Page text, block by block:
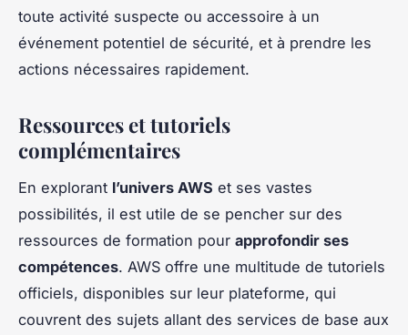
toute activité suspecte ou accessoire à un
événement potentiel de sécurité, et à prendre les
actions nécessaires rapidement.
Ressources et tutoriels
complémentaires
En explorant l’univers AWS et ses vastes
possibilités, il est utile de se pencher sur des
ressources de formation pour approfondir ses
compétences. AWS offre une multitude de tutoriels
officiels, disponibles sur leur plateforme, qui
couvrent des sujets allant des services de base aux